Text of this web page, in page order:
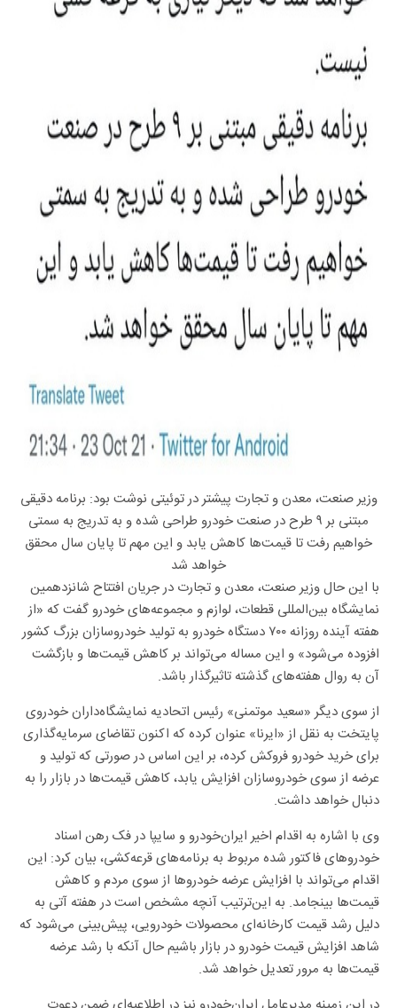
وزیر صنعت، معدن و تجارت پیشتر در توئیتی نوشت بود: برنامه دقیقی
مبتنی بر ۹ طرح در صنعت خودرو طراحی شده و به تدریج به سمتی
خواهیم رفت تا قیمت‌ها کاهش یابد و این مهم تا پایان سال محقق
خواهد شد
با این حال وزیر صنعت، معدن و تجارت در جریان افتتاح شانزدهمین
نمایشگاه بین‌المللی قطعات، لوازم و مجموعه‌های خودرو گفت که «از
هفته آینده روزانه ۷۰۰ دستگاه خودرو به تولید خودروسازان بزرگ کشور
افزوده می‌شود» و این مساله می‌تواند بر کاهش قیمت‌ها و بازگشت
آن به روال هفته‌های گذشته تاثیرگذار باشد.
از سوی دیگر «سعید موتمنی» رئیس اتحادیه نمایشگاه‌داران خودروی
پایتخت به نقل از «ایرنا» عنوان کرده که اکنون تقاضای سرمایه‌گذاری
برای خرید خودرو فروکش کرده، بر این اساس در صورتی که تولید و
عرضه از سوی خودروسازان افزایش یابد، کاهش قیمت‌ها در بازار را به
دنبال خواهد داشت.
وی با اشاره به اقدام اخیر ایران‌خودرو و سایپا در فک رهن اسناد
خودروهای فاکتور شده مربوط به برنامه‌های قرعه‌کشی، بیان‌ کرد: این
اقدام می‌تواند با افزایش عرضه خودروها از سوی مردم و کاهش
قیمت‌ها بینجامد. به این‌ترتیب آنچه مشخص است در هفته آتی به
دلیل رشد قیمت کارخانه‌ای محصولات خودرویی، پیش‌بینی می‌شود که
شاهد افزایش قیمت خودرو در بازار باشیم حال آنکه با رشد عرضه
قیمت‌ها به مرور تعدیل خواهد شد.